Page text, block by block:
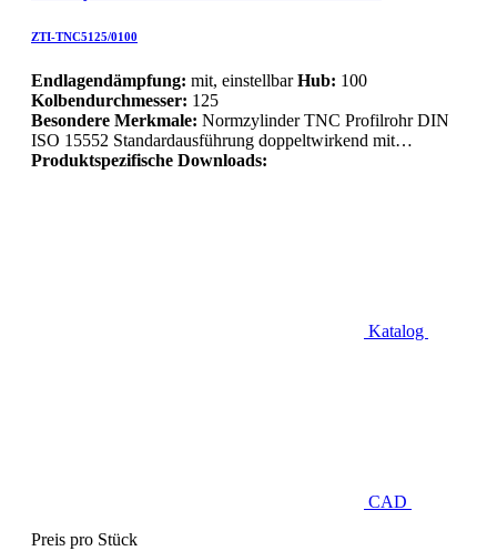
ZTI-TNC5125/0100
Endlagendämpfung: mit, einstellbarHub: 100
Kolbendurchmesser: 125
Besondere Merkmale: Normzylinder TNC Profilrohr DIN
ISO 15552 Standardausführung doppeltwirkend mit…
Produktspezifische Downloads:
Katalog
CAD
Preis pro Stück